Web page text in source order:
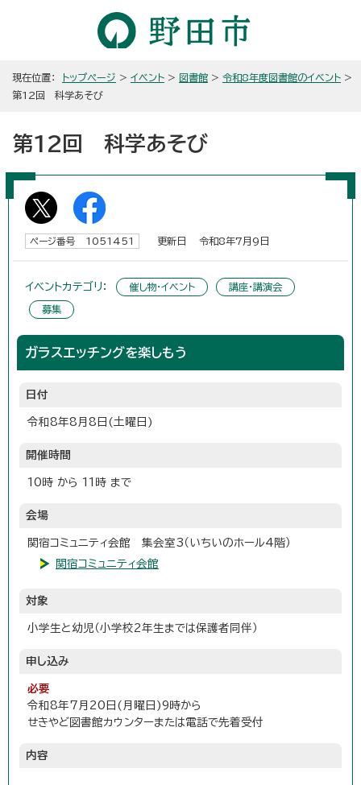
現在位置： トップページ > イベント > 図書館 > 令和8年度図書館のイベント >
第12回 科学あそび
第12回 科学あそび
ページ番号 1051451 更新日 令和8年7月9日
イベントカテゴリ： 催し物・イベント 講座・講演会
募集
ガラスエッチングを楽しもう
日付
令和8年8月8日(土曜日)
開催時間
10時 から 11時 まで
会場
関宿コミュニティ会館 集会室3（いちいのホール4階）
関宿コミュニティ会館
対象
小学生と幼児（小学校2年生までは保護者同伴）
申し込み
必要
令和8年7月20日(月曜日)9時から
せきやど図書館カウンターまたは電話で先着受付
内容